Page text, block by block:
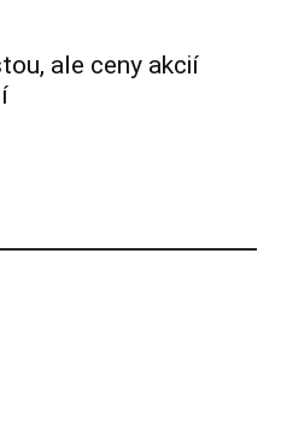
ale ceny akcií